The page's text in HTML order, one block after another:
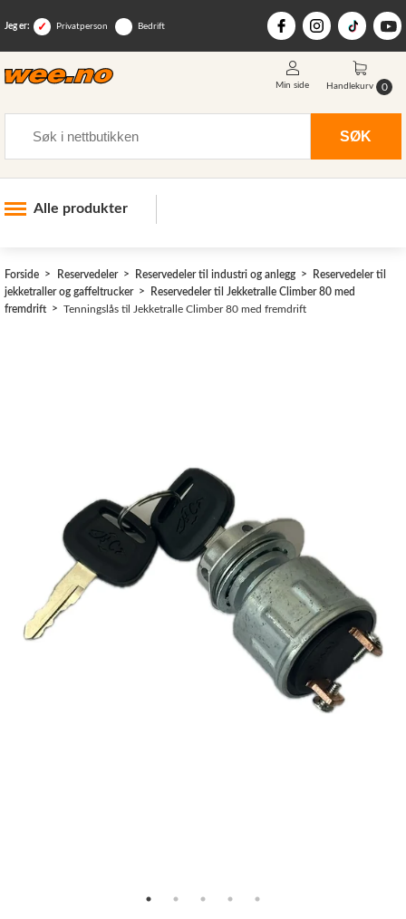
Jeg er: Privatperson Bedrift
SØK
Min side Handlekurv 0
Alle produkter
Skogsutstyr
Lagertømming
Kundeservice
Leasing
Forside Reservedeler Reservedeler til industri og anlegg
Reservedeler til
jekketraller og gaffeltrucker
Reservedeler til Jekketralle Climber 80 med
fremdrift
Tenningslås til Jekketralle Climber 80 med fremdrift